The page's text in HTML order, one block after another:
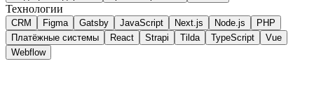
Технологии
CRM Figma Gatsby JavaScript Next.js Node.js
PHP
Платёжные системы
React Strapi Tilda TypeScript
Vue
Webflow